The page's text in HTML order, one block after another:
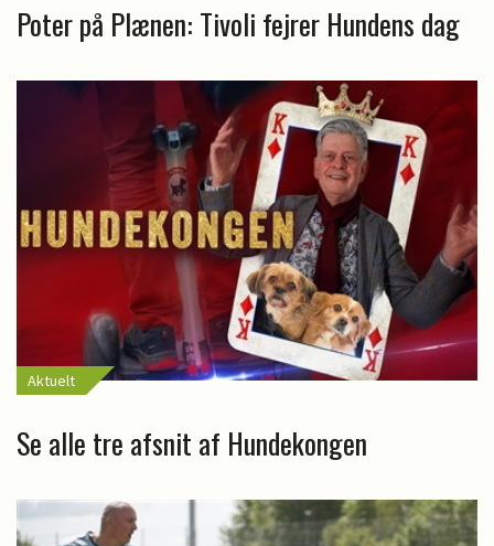
Poter på Plænen: Tivoli fejrer Hundens dag
Aktuelt
Se alle tre afsnit af Hundekongen